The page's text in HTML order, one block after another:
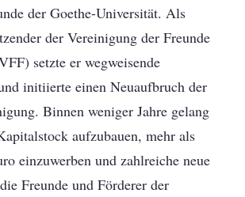
der Goethe-Universität. Als
der Vereinigung der Freunde
setzte er wegweisende
initiierte einen Neuaufbruch der
Binnen weniger Jahre gelang
aufzubauen, mehr als
einzuwerben und zahlreiche neue
Freunde und Förderer der